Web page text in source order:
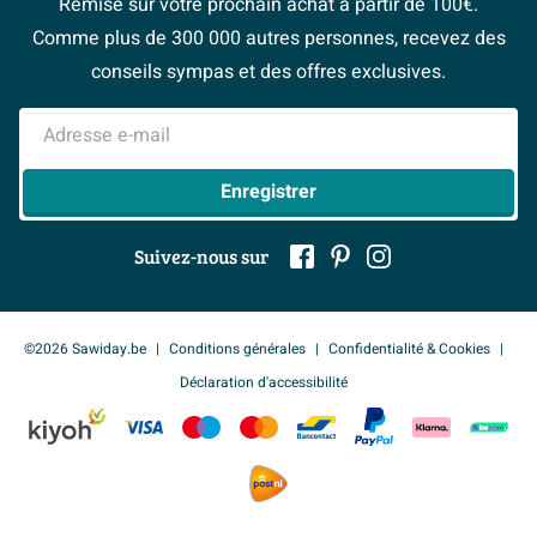
> Service client
Espace bricolage
> Espace Conseil
Magazine
#Mysawiday
> Inspiration salle de bains
Espace Pro
BeCommerce
> Tout sur nos showrooms
Comme plus de 300 000 autres personnes, recevez des
conseils sympas et des offres exclusives.
Adresse e-mail
Enregistrer
Suivez-nous sur
©2026 Sawiday.be Conditions générales
Confidentialité & Cookies
Déclaration d'accessibilité